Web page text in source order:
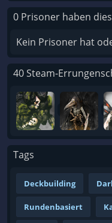
Grail
Hier könnt ihr euch
anschauen:
https://
v=PMoaNo1rHOU
0 Prisoner haben
Kein Prisoner hat
40 Steam-
Tags
Deckbuilding
Rundenbasiert